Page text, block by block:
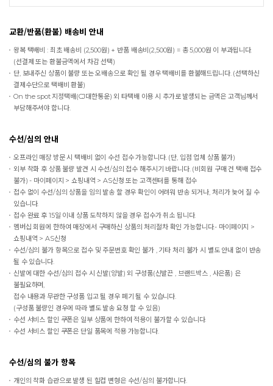
교환/반품(환불) 배송비 안내
왕복 택배비 : 최초 배송비 (2,500원) + 반품 배송비(2,500원) = 총 5,000원 이 부과됩니다.
(선결제 또는 환불금액에서 차감 선택)
단, 보내주신 상품이 불량 또는 오배송으로 확인 될 경우 택배비를 환불해드립니다. (선택하신
결제수단으로 택배비 환불)
On the spot지정택배(CJ대한통운) 외 타택배 이용 시 추가로 발생되는 금액은 고객님께서
부담해주셔야 합니다.
수선/심의 안내
오프라인 매장 방문 시 택배비 없이 수선 접수 가능합니다. (단, 입점 업체 상품 불가)
외부 착화 후 상품 불량 발견 시 수선/심의 접수 해주시기 바랍니다. (비회원 구매 건 택배 접수
불가) - 마이페이지 > 쇼핑내역 > AS신청 또는 고객센터를 통해 접수
접수 없이 수선/심의 상품을 임의 발송 할 경우 확인이 어려워 반송 되거나, 처리가 늦어 질 수
있습니다.
접수 완료 후 15일 이내 상품 도착하지 않을 경우 접수가 취소 됩니다.
멤버십 회원에 한하여 매장에서 구매하신 상품의 처리절차 확인 가능합니다.- 마이페이지 >
쇼핑내역 > AS신청
수선/심의 불가 항목으로 접수 및 주문번호 확인 불가 , 기타 처리 불가 시 별도 안내 없이 반송
될 수 있습니다.
신발에 대한 수선/심의 접수 시 신발(양발) 외 구성품(신발끈 , 브랜드박스 , 사은품) 은
불필요하며,
접수 내용과 무관한 구성품 입고 될 경우 폐기 될 수 있습니다.
(구성품 불량인 경우에 따라 별도 발송 요청 할 수 있음)
수선 서비스 할인 쿠폰은 일부 상품에 한하여 적용이 불가할 수 있습니다.
수선 서비스 할인 쿠폰은 단일 품목에 적용 가능합니다.
수선/심의 불가 항목
개인의 착화 습관으로 발생 된 힐컵 변형은 수선/심의 불가합니다.